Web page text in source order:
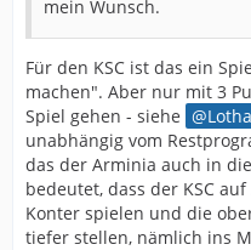
mein Wunsch.
Für den KSC ist das ein
machen". Aber nur mit 3
Spiel gehen - siehe
unabhängig vom
das der Arminia auch in
bedeutet, dass der KSC
Konter spielen und die
tiefer stellen, nämlich ins